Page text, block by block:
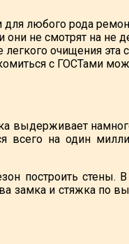
любого рода
не смотрят на не
очищения эта
с ГОСТами
выдерживает
всего на один
построить стены.
замка и стяжка по